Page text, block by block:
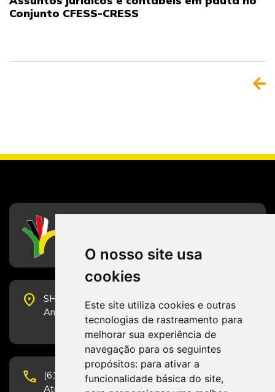
O nosso site usa
cookies
Este site utiliza cookies e outras
tecnologias de rastreamento para
melhorar sua experiência de
navegação para os seguintes
propósitos: para ativar a
funcionalidade básica do site,
Conjunto CFESS-CRESS
place
SHS Quadra 6, Bloco E, Complexo Brasil 21, 20º
Andar, Sala 2001 - CEP 70322-915 - Brasília/DF
phone
(61) 3223-1652 e (61) 98131-3801.
Atendimento por telefone em horário comercial